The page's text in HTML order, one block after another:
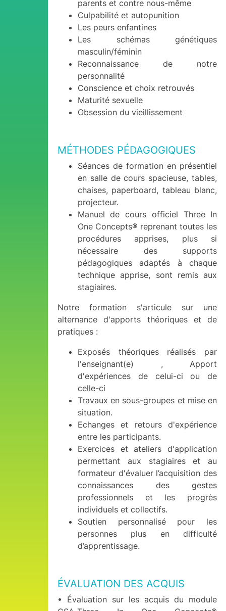
parents et contre nous-même
Culpabilité et autopunition
Les peurs enfantines
Les schémas génétiques
masculin/féminin
Reconnaissance de notre
personnalité
Conscience et choix retrouvés
Maturité sexuelle
Obsession du vieillissement
MÉTHODES PÉDAGOGIQUES
Séances de formation en présentiel
en salle de cours spacieuse, tables,
chaises, paperboard, tableau blanc,
projecteur.
Manuel de cours officiel Three In
One Concepts® reprenant toutes les
procédures apprises, plus si
nécessaire des supports
pédagogiques adaptés à chaque
technique apprise, sont remis aux
stagiaires.
Notre formation s'articule sur une
alternance d'apports théoriques et de
pratiques :
Exposés théoriques réalisés par
l'enseignant(e) , Apport
d'expériences de celui-ci ou de
celle-ci
Travaux en sous-groupes et mise en
situation.
Echanges et retours d'expérience
entre les participants.
Exercices et ateliers d'application
permettant aux stagiaires et au
formateur d'évaluer l’acquisition des
connaissances des gestes
professionnels et les progrès
individuels et collectifs.
Soutien personnalisé pour les
personnes plus en difficulté
d’apprentissage.
ÉVALUATION DES ACQUIS
• Évaluation sur les acquis du module